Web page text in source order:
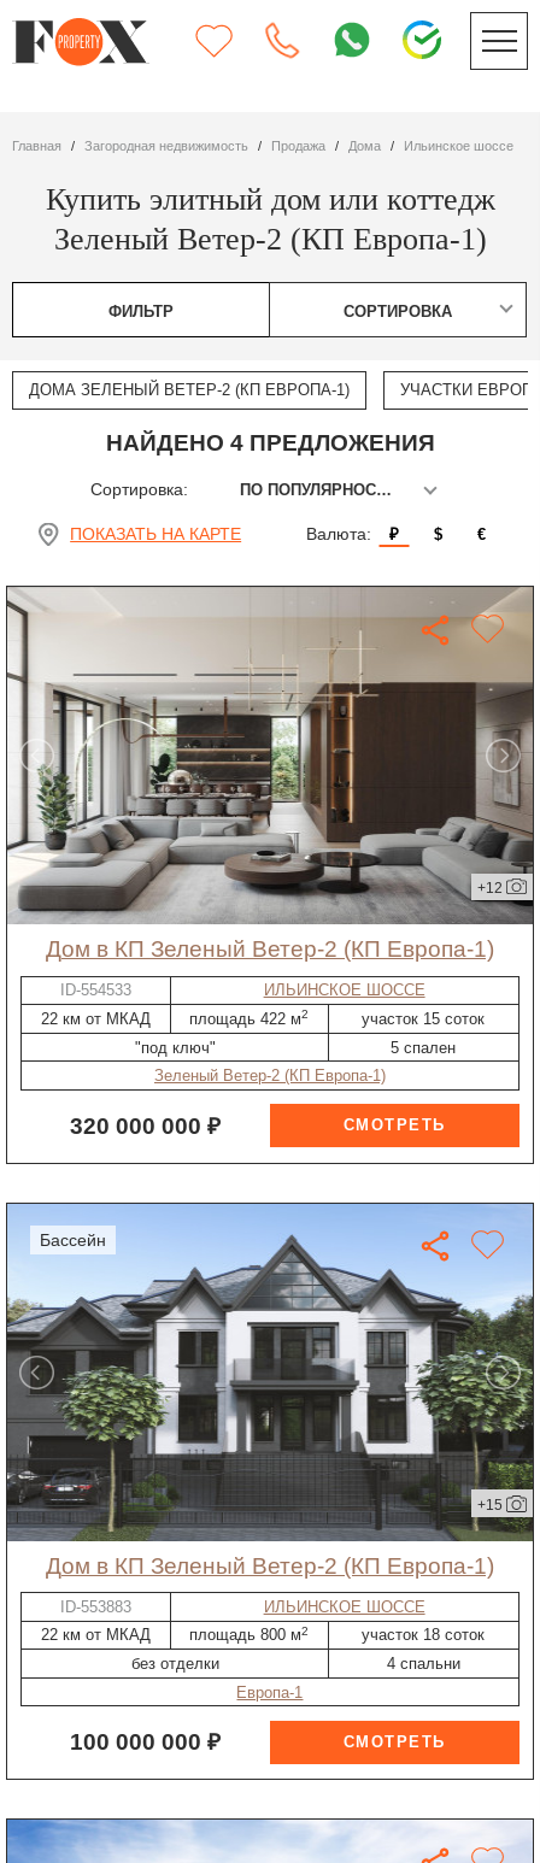
Главная Загородная недвижимость Продажа дома Ильинское шоссе
Купить элитный дом или коттедж
Зеленый Ветер-2 (КП Европа-1)
ФИЛЬТР СОРТИРОВКА
ДОМА ЗЕЛЕНЫЙ ВЕТЕР-2 (КП ЕВРОПА-1) УЧАСТКИ
НАЙДЕНО 4 ПРЕДЛОЖЕНИЯ
Сортировка: ПО ПОПУЛЯРНОСТИ
ПОКАЗАТЬ НА КАРТЕ Валюта: ₽ $ €
+12
дом в КП Зеленый Ветер-2 (КП Европа-1)
ID-554533
ИЛЬИНСКОЕ ШОССЕ
22 км от МКАД
площадь 422 м2
участок 15 соток
"под ключ"
5 спален
Зеленый Ветер-2 (КП Европа-1)
320 000 000 ₽
бассейн
+15
дом в КП Зеленый Ветер-2 (КП Европа-1)
ID-553883
ИЛЬИНСКОЕ ШОССЕ
22 км от МКАД
площадь 800 м2
участок 18 соток
без отделки
4 спальни
Европа-1
100 000 000 ₽